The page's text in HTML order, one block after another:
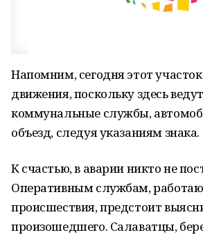
Напомним, сегодня этот
движения, поскольку здесь
коммунальные службы,
объезд, следуя указаниям знака.
К счастью, в аварии никто не
Оперативным службам,
происшествия, предстоит
произошедшего. Салаватцы,